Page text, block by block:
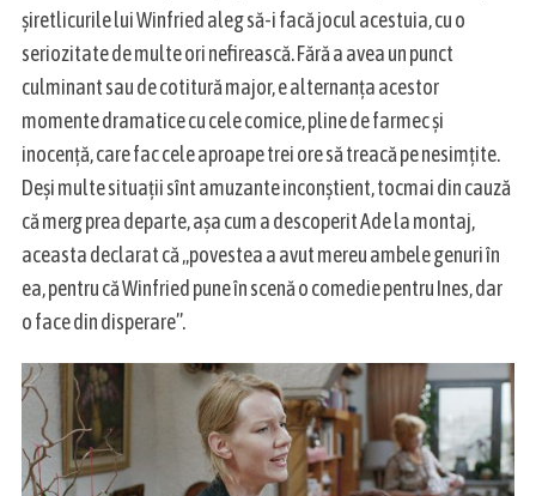
șiretlicurile lui Winfried aleg să-i facă jocul acestuia, cu o
seriozitate de multe ori nefirească. Fără a avea un punct
culminant sau de cotitură major, e alternanța acestor
momente dramatice cu cele comice, pline de farmec și
inocență, care fac cele aproape trei ore să treacă pe nesimțite.
Deși multe situații sînt amuzante inconștient, tocmai din cauză
că merg prea departe, așa cum a descoperit Ade la montaj,
aceasta declarat că „povestea a avut mereu ambele genuri în
ea, pentru că Winfried pune în scenă o comedie pentru Ines, dar
o face din disperare”.